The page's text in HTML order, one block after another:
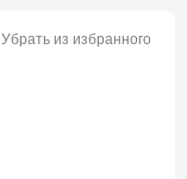
Убрать из избранного